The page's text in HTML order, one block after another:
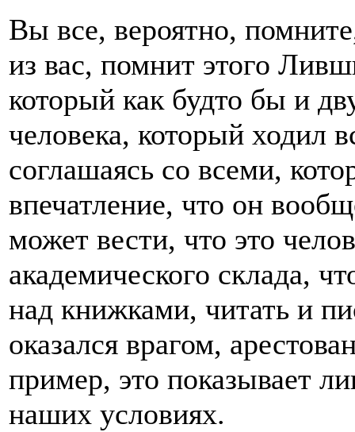
Вы все, вероятно,
из вас, помнит этого
который как будто бы и
человека, который ходил
соглашаясь со всеми,
впечатление, что он
может вести, что это
академического склада,
над книжками, читать и
оказался врагом,
пример, это показывает
наших условиях.